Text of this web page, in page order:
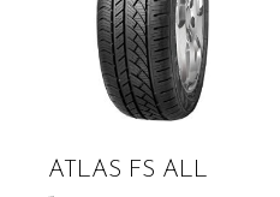
ATLAS FS ALL